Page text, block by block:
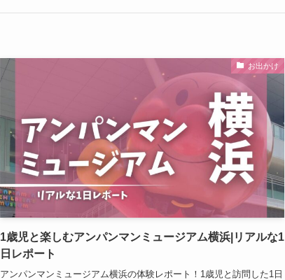
お出かけ
1歳児と楽しむアンパンマンミュージアム横浜|リアルな1
日レポート
アンパンマンミュージアム横浜の体験レポート！1歳児と訪問した1日